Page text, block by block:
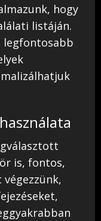
hogy
listáján.
legfontosabb
is, fontos,